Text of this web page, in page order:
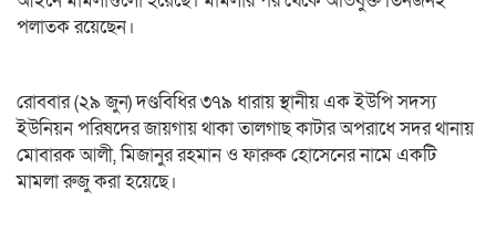
পলাতক রয়েছেন। ‎
রোববার (২৯ জুন) দণ্ডবিধির ৩৭৯ ধারায় স্থানীয় এক ইউপি সদস্য
ইউনিয়ন পরিষদের জায়গায় থাকা তালগাছ কাটার অপরাধে সদর থানায়
মোবারক আলী, মিজানুর রহমান ও ফারুক হোসেনের নামে একটি
মামলা রুজু করা হয়েছে।